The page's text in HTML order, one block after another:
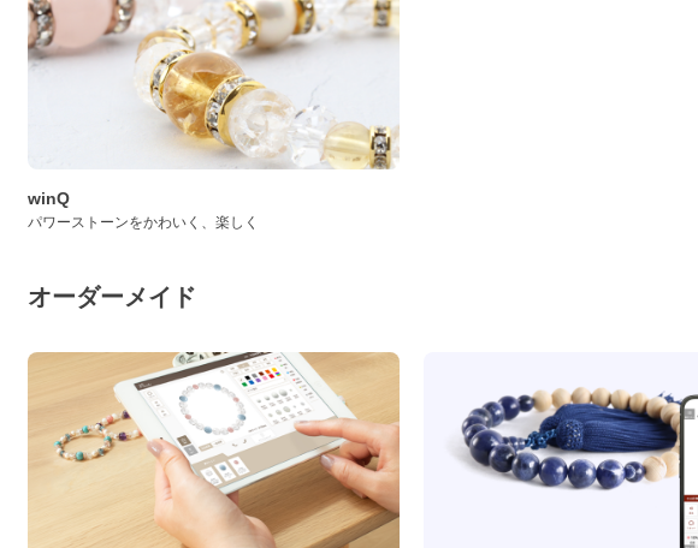
winQ
パワーストーンをかわいく、楽しく
オーダーメイド